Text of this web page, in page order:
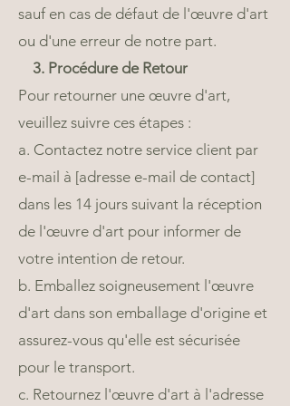
sauf en cas de défaut de l'œuvre d'art
ou d'une erreur de notre part.
3. Procédure de Retour
Pour retourner une œuvre d'art,
veuillez suivre ces étapes :
a. Contactez notre service client par
e-mail à [adresse e-mail de contact]
dans les 14 jours suivant la réception
de l'œuvre d'art pour informer de
votre intention de retour.
b. Emballez soigneusement l'œuvre
d'art dans son emballage d'origine et
assurez-vous qu'elle est sécurisée
pour le transport.
c. Retournez l'œuvre d'art à l'adresse